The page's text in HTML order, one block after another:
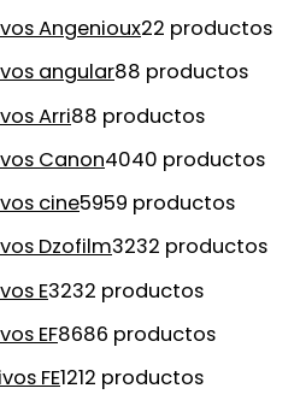
Angenioux22 productos
angular88 productos
Arri88 productos
Canon4040 productos
cine5959 productos
Dzofilm3232 productos
E3232 productos
EF8686 productos
FE1212 productos